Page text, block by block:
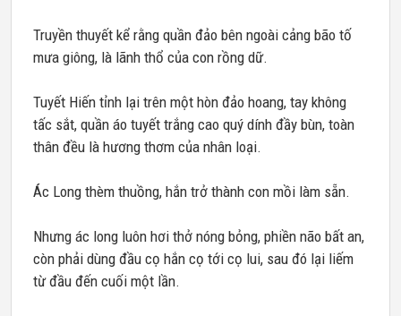
Truyền thuyết kể rằng quần đảo bên ngoài cảng bão tố
mưa giông, là lãnh thổ của con rồng dữ.
Tuyết Hiến tỉnh lại trên một hòn đảo hoang, tay không
tấc sắt, quần áo tuyết trắng cao quý dính đầy bùn, toàn
thân đều là hương thơm của nhân loại.
Ác Long thèm thuồng, hắn trở thành con mồi làm sẵn.
Nhưng ác long luôn hơi thở nóng bỏng, phiền não bất an,
còn phải dùng đầu cọ hắn cọ tới cọ lui, sau đó lại liếm
từ đầu đến cuối một lần.